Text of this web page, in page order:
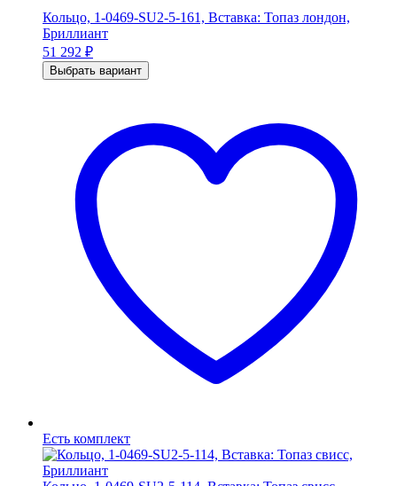
Кольцо, 1-0469-SU2-5-161, Вставка: Топаз лондон,
Бриллиант
51 292 ₽
Выбрать вариант
Есть комплект